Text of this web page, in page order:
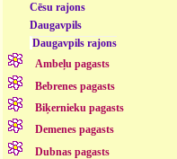
Cēsu rajons
Daugavpils
Daugavpils rajons
Ambeļu pagasts
Bebrenes pagasts
Biķernieku pagasts
Demenes pagasts
Dubnas pagasts